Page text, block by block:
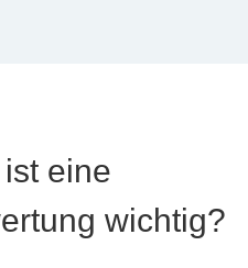
eine
wichtig?